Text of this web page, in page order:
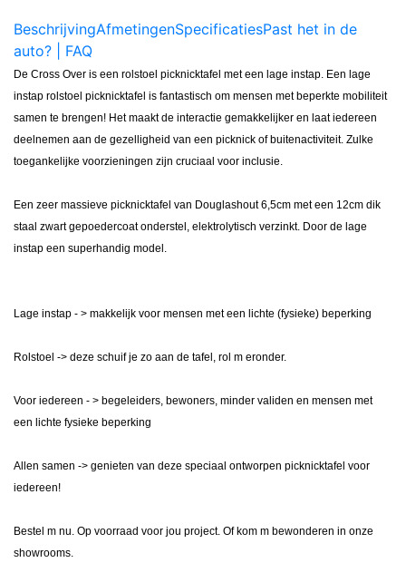
BeschrijvingAfmetingenSpecificatiesPast het in de
auto? | FAQ
De Cross Over is een rolstoel picknicktafel met een lage instap. Een lage
instap rolstoel picknicktafel is fantastisch om mensen met beperkte mobiliteit
samen te brengen! Het maakt de interactie gemakkelijker en laat iedereen
deelnemen aan de gezelligheid van een picknick of buitenactiviteit. Zulke
toegankelijke voorzieningen zijn cruciaal voor inclusie.
Een zeer massieve picknicktafel van Douglashout 6,5cm met een 12cm dik
staal zwart gepoedercoat onderstel, elektrolytisch verzinkt. Door de lage
instap een superhandig model.
Lage instap - > makkelijk voor mensen met een lichte (fysieke) beperking
Rolstoel -> deze schuif je zo aan de tafel, rol m eronder.
Voor iedereen - > begeleiders, bewoners, minder validen en mensen met
een lichte fysieke beperking
Allen samen -> genieten van deze speciaal ontworpen picknicktafel voor
iedereen!
Bestel m nu. Op voorraad voor jou project. Of kom m bewonderen in onze
showrooms.